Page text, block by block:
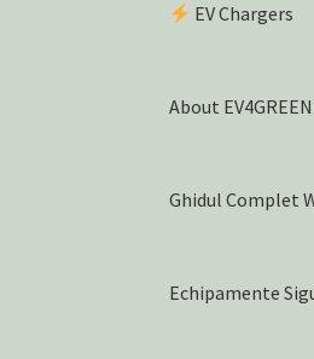
EV Chargers
About EV4GREEN
Ghidul Complet
Echipamente